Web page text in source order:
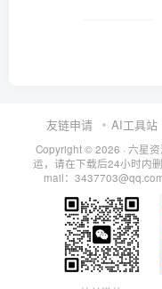
友链申请 AI工具站
Copyright © 2026 · 六星
运，请在下载后24小时内
mail：